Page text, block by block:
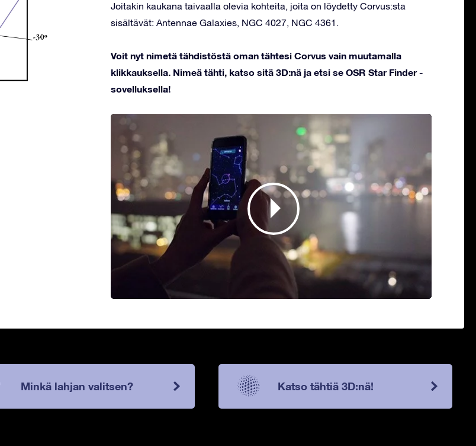
Joitakin kaukana taivaalla olevia kohteita, joita on löydetty Corvus:sta
sisältävät: Antennae Galaxies, NGC 4027, NGC 4361.
Voit nyt nimetä tähdistöstä oman tähtesi Corvus vain muutamalla
klikkauksella. Nimeä tähti, katso sitä 3D:nä ja etsi se OSR Star Finder -
sovelluksella!
Minkä lahjan valitsen? Katso tähtiä 3D:nä!